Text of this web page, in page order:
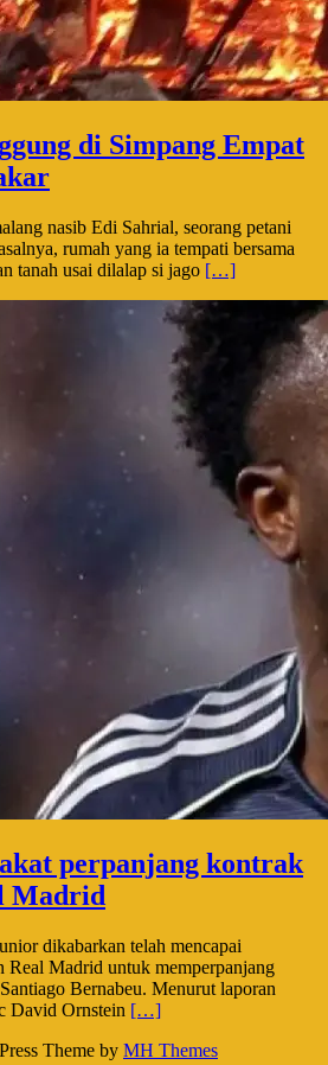
di Simpang Empat
nasib Edi Sahrial, seorang petani
rumah yang ia tempati bersama
tanah usai dilalap si jago […]
perpanjang kontrak
Madrid
dikabarkan telah mencapai
Real Madrid untuk memperpanjang
Bernabeu. Menurut laporan
David Ornstein […]
Theme by MH Themes